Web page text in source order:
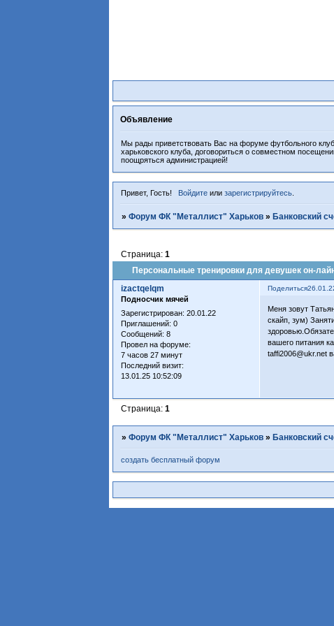
Объявление
Мы рады приветствовать Вас на форуме футбольного
харьковского клуба, договориться о совместном
поощряться администрацией!
Привет, Гость! Войдитеили зарегистрируйтесь.
»Форум ФК "Металлист" Харьков » Банковский
Персональные тренировки для девушек он-
Страница:1
Поделиться
izactqelqm
Подносчик мячей
Зарегистрирован: 20.01.22
Приглашений: 0
Сообщений: 8
Провел на форуме:
7 часов 27 минут
Последний визит:
13.01.25 10:52:09
Меня зовут
скайп, зум)
вашего питания
taffi2006@ukr.net
Страница:1
»Форум ФК "Металлист" Харьков » Банковский
создать бесплатный форум